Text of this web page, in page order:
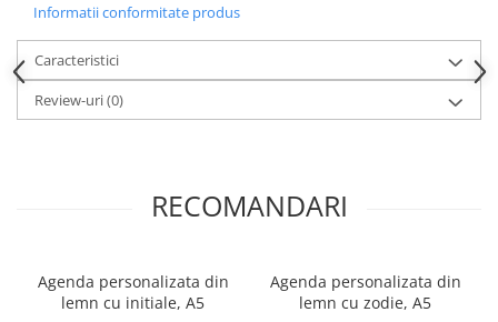
Articole pentru Casa Personalizate
Ceasuri Personalizate
Calendare Personalizate
Pusculite Personalizate
Magneti Personalizati
Informatii conformitate produs
Caracteristici
Review-uri(0)
RECOMANDARI
Agenda personalizata din
lemn cu initiale, A5
Agenda personalizata din
lemn cu zodie, A5